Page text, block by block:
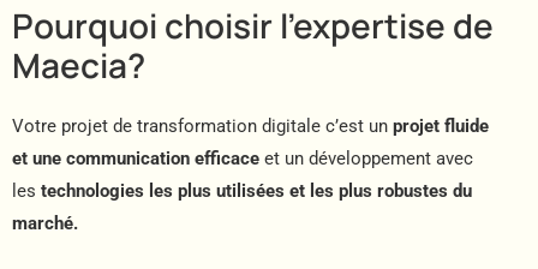
Pourquoi choisir l’expertise de
Maecia?
Votre projet de transformation digitale c’est un projet fluide
et une communication efficace et un développement avec
les technologies les plus utilisées et les plus robustes du
marché.